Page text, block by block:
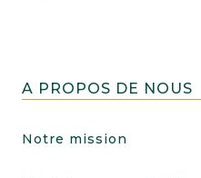
A PROPOS DE NOUS
Notre mission